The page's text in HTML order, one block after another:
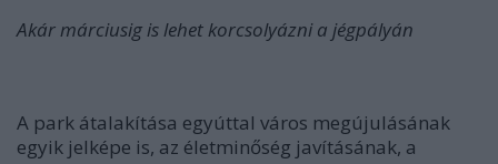
Akár márciusig is lehet korcsolyázni a jégpályán
A park átalakítása egyúttal város megújulásának
egyik jelképe is, az életminőség javításának, a